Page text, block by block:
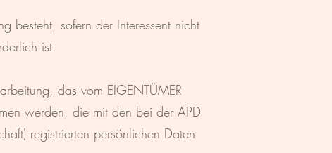
besteht, sofern der Interessent nicht
ist.
das vom EIGENTÜMER
werden, die mit den bei der APD
registrierten persönlichen Daten